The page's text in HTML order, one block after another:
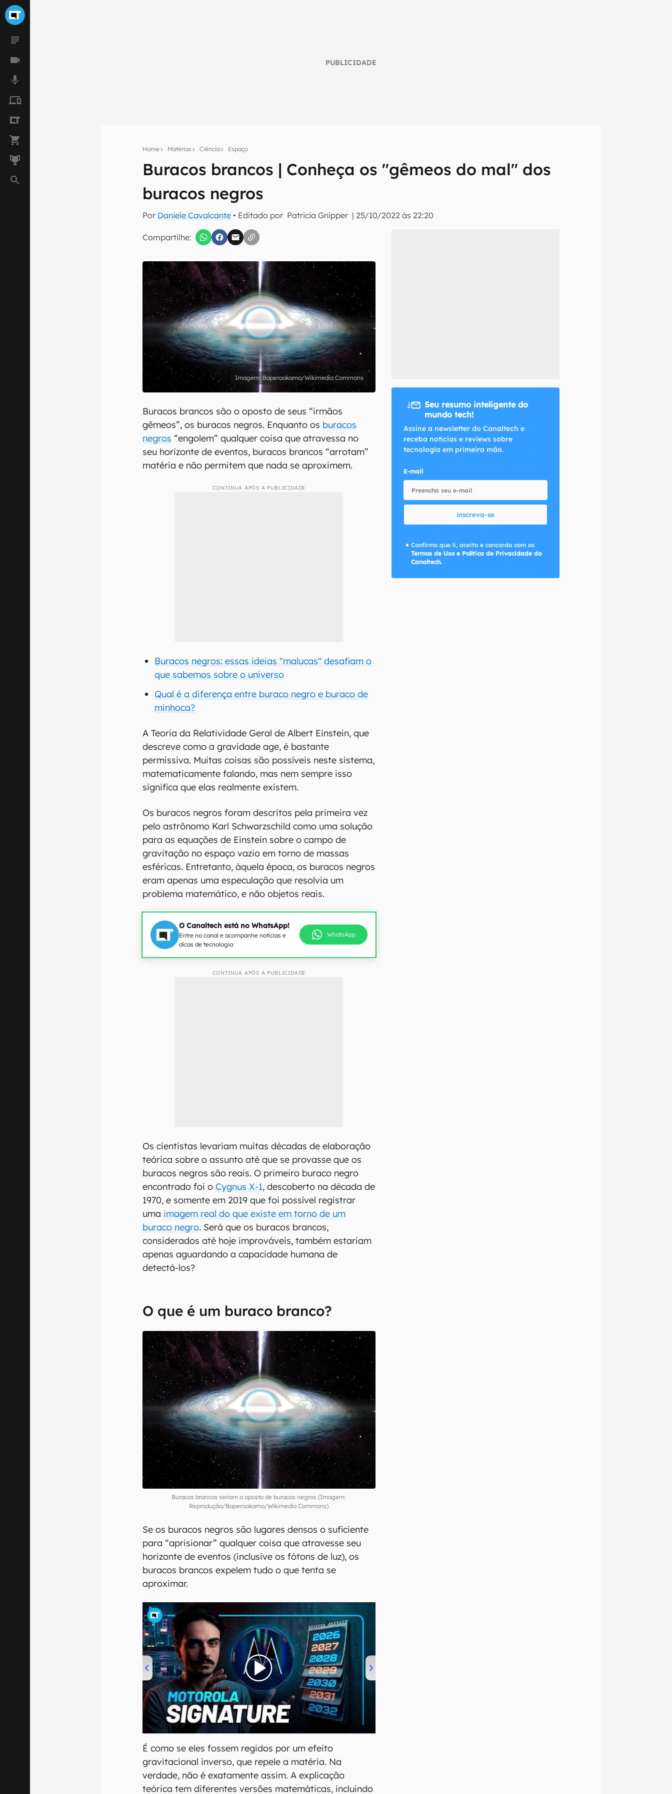
PUBLICIDADE
Home Matérias Ciência Espaço
Buracos brancos | Conheça os "gêmeos do mal" dos
buracos negros
Por Daniele Cavalcante • Editado por Patricia Gnipper | 25/10/2022 às 22:20
Compartilhe:
Seu resumo inteligente do mundo tech!
Assine a newsletter do Canaltech e receba notícias e reviews sobre tecnologia em primeira
inscreva-se
Confirmo que li, aceito e concordo com os Termos de Uso e Política de Privacidade do Canaltech.
Baperookamo/Wikimedia Commons
Buracos brancos são o oposto de seus “irmãos
gêmeos”, os buracos negros. Enquanto os buracos
negros “engolem” qualquer coisa que atravessa no
seu horizonte de eventos, buracos brancos “arrotam”
matéria e não permitem que nada se aproximem.
CONTINUA APÓS A PUBLICIDADE
Buracos negros: essas ideias "malucas" desafiam o
que sabemos sobre o universo
Qual é a diferença entre buraco negro e buraco de
minhoca?
A Teoria da Relatividade Geral de Albert Einstein, que
descreve como a gravidade age, é bastante
permissiva. Muitas coisas são possíveis neste sistema,
matematicamente falando, mas nem sempre isso
significa que elas realmente existem.
Os buracos negros foram descritos pela primeira vez
pelo astrônomo Karl Schwarzschild como uma solução
para as equações de Einstein sobre o campo de
gravitação no espaço vazio em torno de massas
esféricas. Entretanto, àquela época, os buracos negros
eram apenas uma especulação que resolvia um
problema matemático, e não objetos reais.
O Canaltech está no WhatsApp!
Entre no canal e acompanhe notícias e
dicas de tecnologia
WhatsApp
CONTINUA APÓS A PUBLICIDADE
Os cientistas levariam muitas décadas de elaboração
teórica sobre o assunto até que se provasse que os
buracos negros são reais. O primeiro buraco negro
encontrado foi oCygnus X-1, descoberto na década de
1970, e somente em 2019 que foi possível registrar
uma imagem real do que existe em torno de um
buraco negro. Será que os buracos brancos,
considerados até hoje improváveis, também estariam
apenas aguardando a capacidade humana de
detectá-los?
O que é um buraco branco?
Buracos brancos seriam o oposto de buracos negros (Imagem:
Reprodução/Baperookamo/Wikimedia Commons)
Se os buracos negros são lugares densos o suficiente
para “aprisionar” qualquer coisa que atravesse seu
horizonte de eventos (inclusive os fótons de luz), os
buracos brancos expelem tudo o que tenta se
aproximar.
00:00/ 20:46
É como se eles fossem regidos por um efeito
gravitacional inverso, que repele a matéria. Na
verdade, não é exatamente assim. A explicação
teórica tem diferentes versões matemáticas, incluindo
Seu resumo inteligente do
mundo tech!
Assine a newsletter do Canaltech e
receba notícias e reviews sobre
tecnologia em primeira mão.
E-mail
inscreva-se
Confirmo que li, aceito e concordo com os
Termos de Uso e Política de Privacidade do
Canaltech.